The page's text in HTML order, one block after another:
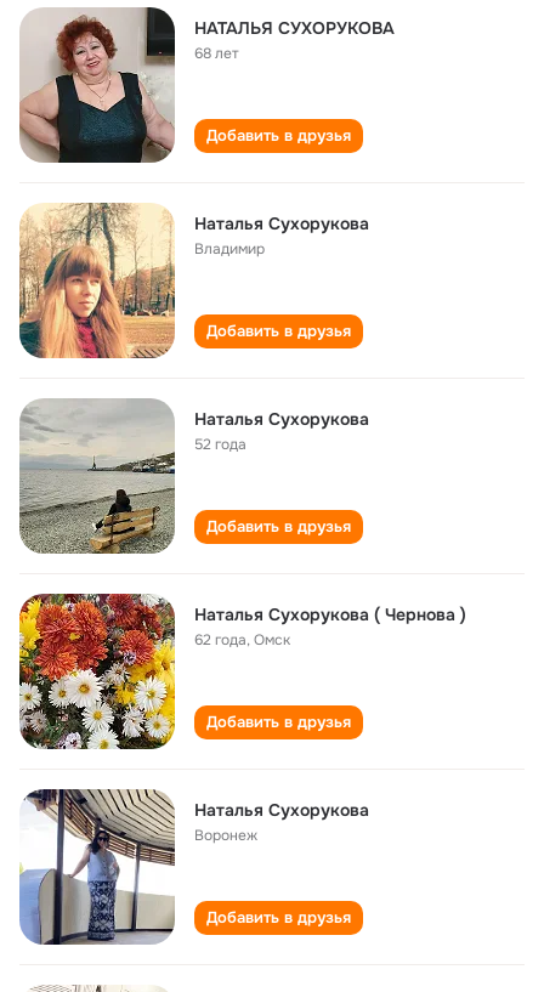
НАТАЛЬЯ СУХОРУКОВА
68 лет
Добавить в друзья
Наталья Сухорукова
Владимир
Добавить в друзья
Наталья Сухорукова
52 года
Добавить в друзья
Наталья Сухорукова ( Чернова )
62 года,Омск
Добавить в друзья
Наталья Сухорукова
Воронеж
Добавить в друзья